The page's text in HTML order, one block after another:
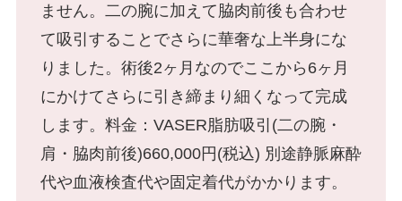
脂肪吸引
豊胸手術
乳輪・乳頭縮小
ません。二の腕に加えて脇肉前後も合わせ
て吸引することでさらに華奢な上半身にな
りました。術後2ヶ月なのでここから6ヶ月
にかけてさらに引き締まり細くなって完成
します。料金：VASER脂肪吸引(二の腕・
肩・脇肉前後)660,000円(税込) 別途静脈麻酔
代や血液検査代や固定着代がかかります。